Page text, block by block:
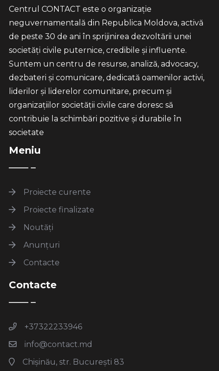
Centrul CONTACT este o organizație
neguvernamentală din Republica Moldova, activă
de peste 30 de ani în sprijinirea dezvoltării unei
societăți civile puternice, credibile și influente.
Suntem un centru de resurse, analiză, advocacy,
dezbateri și comunicare, dedicată oamenilor activi,
liderilor și liderelor comunitare, precum și
organizațiilor societății civile care doresc să
contribuie la schimbări pozitive și durabile în
societate
Meniu
Proiecte curente
Proiecte finalizate
Noutăți
Anunțuri
Contacte
Contacte
+37322233946
info@contact.md
Chișinău, str. București 83